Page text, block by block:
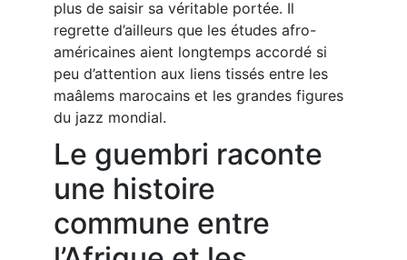
plus de saisir sa véritable portée. Il
regrette d’ailleurs que les études afro-
américaines aient longtemps accordé si
peu d’attention aux liens tissés entre les
maâlems marocains et les grandes figures
du jazz mondial.
Le guembri raconte
une histoire
commune entre